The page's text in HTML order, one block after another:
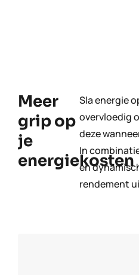
Meer
grip op
je
energiekosten
Sla energie
overvloedig
deze
In
en
rendement